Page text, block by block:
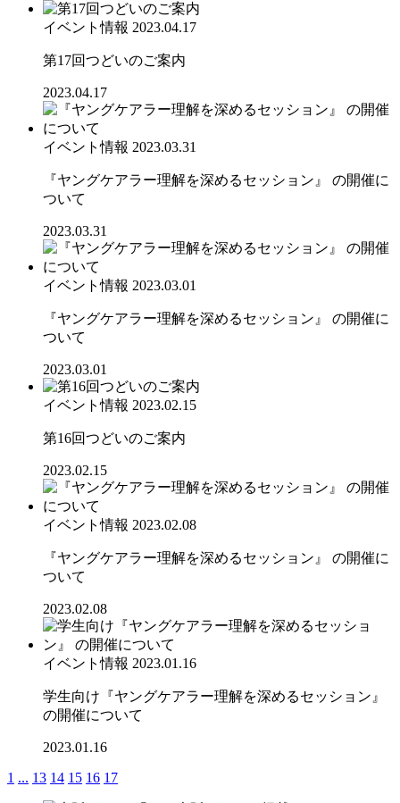
イベント情報 2023.04.17
第17回つどいのご案内
2023.04.17
イベント情報 2023.03.31
『ヤングケアラー理解を深めるセッション』 の開催に
ついて
2023.03.31
イベント情報 2023.03.01
『ヤングケアラー理解を深めるセッション』 の開催に
ついて
2023.03.01
イベント情報 2023.02.15
第16回つどいのご案内
2023.02.15
イベント情報 2023.02.08
『ヤングケアラー理解を深めるセッション』 の開催に
ついて
2023.02.08
イベント情報 2023.01.16
学生向け『ヤングケアラー理解を深めるセッション』
の開催について
2023.01.16
1 ... 13 14 15 16 17